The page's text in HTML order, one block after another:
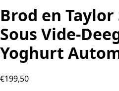
Brod en
Sous Vide-
Yoghurt
€199,50